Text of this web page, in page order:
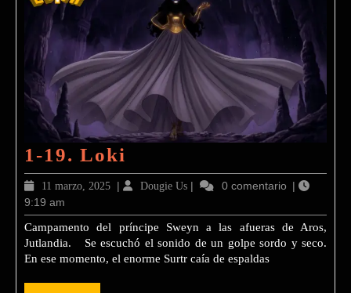
1-19. Loki
19.
11 marzo, 202511
2025
| Dougie UsDougie
| 0 comentario |
9:19 am
Campamento del príncipe Sweyn a las afueras de Aros,
Jutlandia. Se escuchó el sonido de un golpe sordo y seco.
En ese momento, el enorme Surtr caía de espaldas